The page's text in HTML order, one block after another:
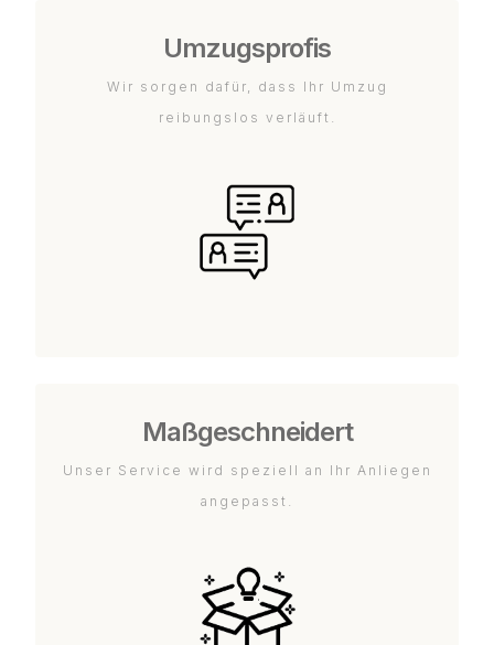
Umzugsprofis
Wir sorgen dafür, dass Ihr Umzug
reibungslos verläuft.
Maßgeschneidert
Unser Service wird speziell an Ihr Anliegen
angepasst.